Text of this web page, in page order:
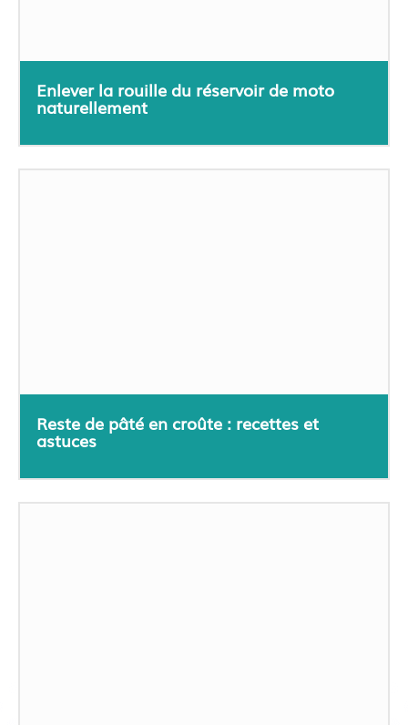
Enlever la rouille du réservoir de moto
naturellement
Reste de pâté en croûte : recettes et
astuces